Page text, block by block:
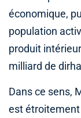
économique,
population
produit
milliard de
Dans ce sens,
est étroitement